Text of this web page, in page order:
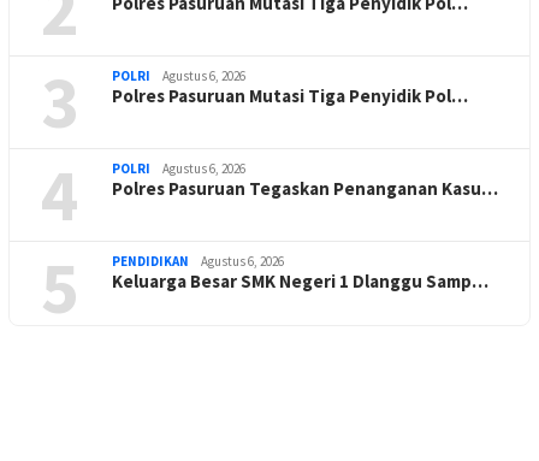
3 POLRI Agustus 6, 2026
Polres Pasuruan Mutasi Tiga Penyidik Pol…
4 POLRI Agustus 6, 2026
Polres Pasuruan Tegaskan Penanganan Kasu…
5 PENDIDIKAN Agustus 6, 2026
Keluarga Besar SMK Negeri 1 Dlanggu Samp…